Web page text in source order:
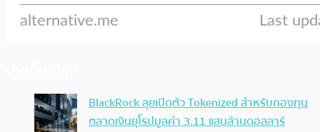
BlackRock ลุยเปิดตัว Tokenized สำหรับกองทุน
ตลาดเงินยุโรปมูลค่า 3.11 แสนล้านดอลลาร์